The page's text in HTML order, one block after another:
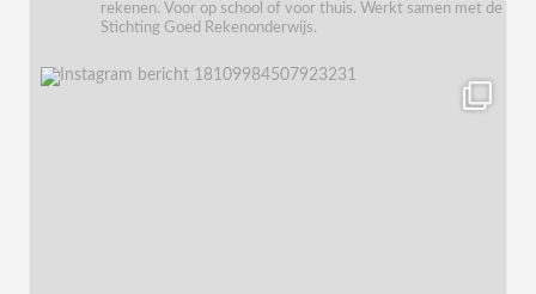
rekenen. Voor op school of voor thuis. Werkt samen met de
Stichting Goed Rekenonderwijs.